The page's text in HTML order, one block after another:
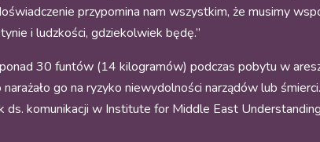
przypomina nam wszystkim, że musimy
i ludzkości, gdziekolwiek będę.”
30 funtów (14 kilogramów) podczas pobytu w
go na ryzyko niewydolności narządów lub
ds. komunikacji w Institute for Middle East